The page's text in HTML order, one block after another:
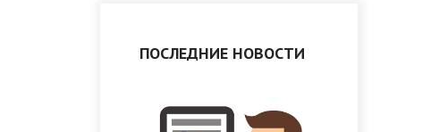
ПОСЛЕДНИЕ НОВОСТИ